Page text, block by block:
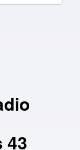
43